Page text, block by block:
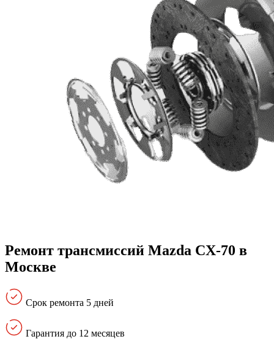
Ремонт трансмиссий Mazda CX-70 в
Москве
Срок ремонта 5 дней
Гарантия до 12 месяцев